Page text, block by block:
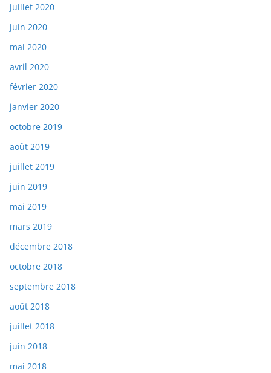
juillet 2020
juin 2020
mai 2020
avril 2020
février 2020
janvier 2020
octobre 2019
août 2019
juillet 2019
juin 2019
mai 2019
mars 2019
décembre 2018
octobre 2018
septembre 2018
août 2018
juillet 2018
juin 2018
mai 2018